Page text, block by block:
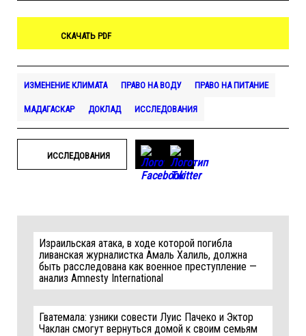
СКАЧАТЬ PDF
ИЗМЕНЕНИЕ КЛИМАТА ПРАВО НА ВОДУ ПРАВО НА ПИТАНИЕ
МАДАГАСКАР ДОКЛАД ИССЛЕДОВАНИЯ
ИССЛЕДОВАНИЯ
Израильская атака, в ходе которой погибла
ливанская журналистка Амаль Халиль, должна
быть расследована как военное преступление —
анализ Amnesty International
Гватемала: узники совести Луис Пачеко и Эктор
Чаклан смогут вернуться домой к своим семьям